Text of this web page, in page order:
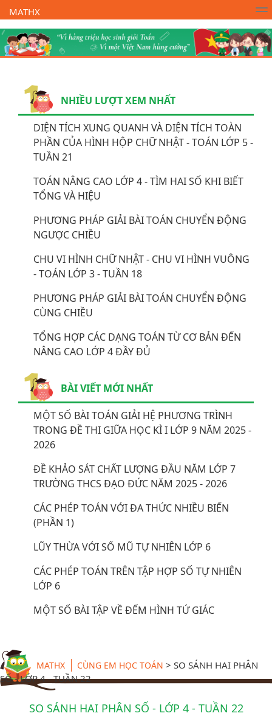
MATHX
Trường Toán Online MATHX Học toán - Lớp 1
NHIỀU LƯỢT XEM NHẤT
DIỆN TÍCH XUNG QUANH VÀ DIỆN TÍCH TOÀN
PHẦN CỦA HÌNH HỘP CHỮ NHẬT - TOÁN LỚP 5 -
TUẦN 21
TOÁN NÂNG CAO LỚP 4 - TÌM HAI SỐ KHI BIẾT
TỔNG VÀ HIỆU
PHƯƠNG PHÁP GIẢI BÀI TOÁN CHUYỂN ĐỘNG
NGƯỢC CHIỀU
CHU VI HÌNH CHỮ NHẬT - CHU VI HÌNH VUÔNG
- TOÁN LỚP 3 - TUẦN 18
PHƯƠNG PHÁP GIẢI BÀI TOÁN CHUYỂN ĐỘNG
CÙNG CHIỀU
TỔNG HỢP CÁC DẠNG TOÁN TỪ CƠ BẢN ĐẾN
NÂNG CAO LỚP 4 ĐẦY ĐỦ
BÀI VIẾT MỚI NHẤT
MỘT SỐ BÀI TOÁN GIẢI HỆ PHƯƠNG TRÌNH
TRONG ĐỀ THI GIỮA HỌC KÌ I LỚP 9 NĂM 2025 -
2026
ĐỀ KHẢO SÁT CHẤT LƯỢNG ĐẦU NĂM LỚP 7
TRƯỜNG THCS ĐẠO ĐỨC NĂM 2025 - 2026
CÁC PHÉP TOÁN VỚI ĐA THỨC NHIỀU BIẾN
(PHẦN 1)
LŨY THỪA VỚI SỐ MŨ TỰ NHIÊN LỚP 6
CÁC PHÉP TOÁN TRÊN TẬP HỢP SỐ TỰ NHIÊN
LỚP 6
MỘT SỐ BÀI TẬP VỀ ĐẾM HÌNH TỨ GIÁC
MATHX CÙNG EM HỌC TOÁN > SO SÁNH HAI PHÂN
SỐ - LỚP 4 - TUẦN 22
SO SÁNH HAI PHÂN SỐ - LỚP 4 - TUẦN 22